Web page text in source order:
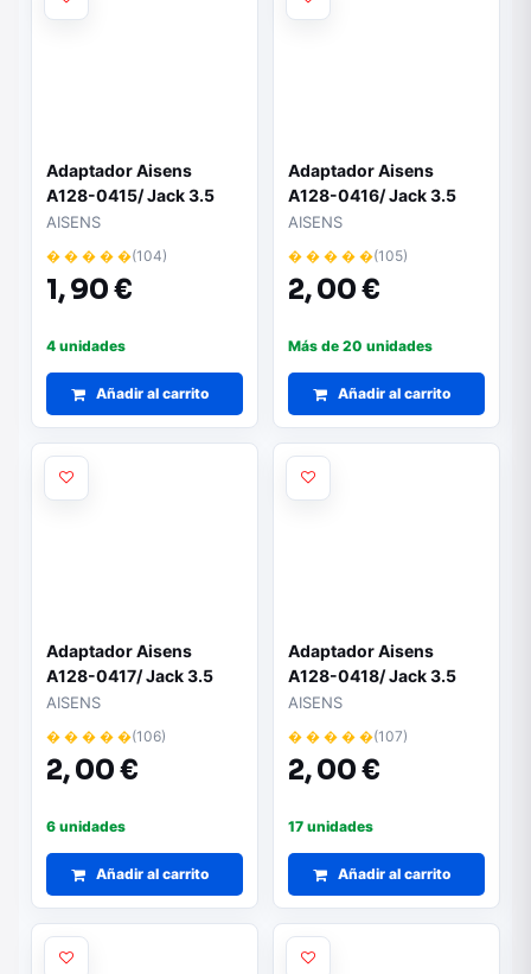
Adaptador Aisens
A128-0415/ Jack 3.5
Macho - 2x Jack 3.5
Hembra/ 25cm/ Gris
AISENS
� � � � �(104)
1,90 €
4 unidades
Añadir al carrito
Adaptador Aisens
A128-0416/ Jack 3.5
Macho - 2x Jack 3.5
Hembra/ 25cm/ Negro
AISENS
� � � � �(105)
2,00 €
Más de 20 unidades
Añadir al carrito
Adaptador Aisens
A128-0417/ Jack 3.5
Hembra - 2x Jack 3.5
Macho/ 25cm/ Gris
AISENS
� � � � �(106)
2,00 €
6 unidades
Añadir al carrito
Adaptador Aisens
A128-0418/ Jack 3.5
Hembra - 2x Jack 3.5
Macho/ 25cm/ Negro
AISENS
� � � � �(107)
2,00 €
17 unidades
Añadir al carrito